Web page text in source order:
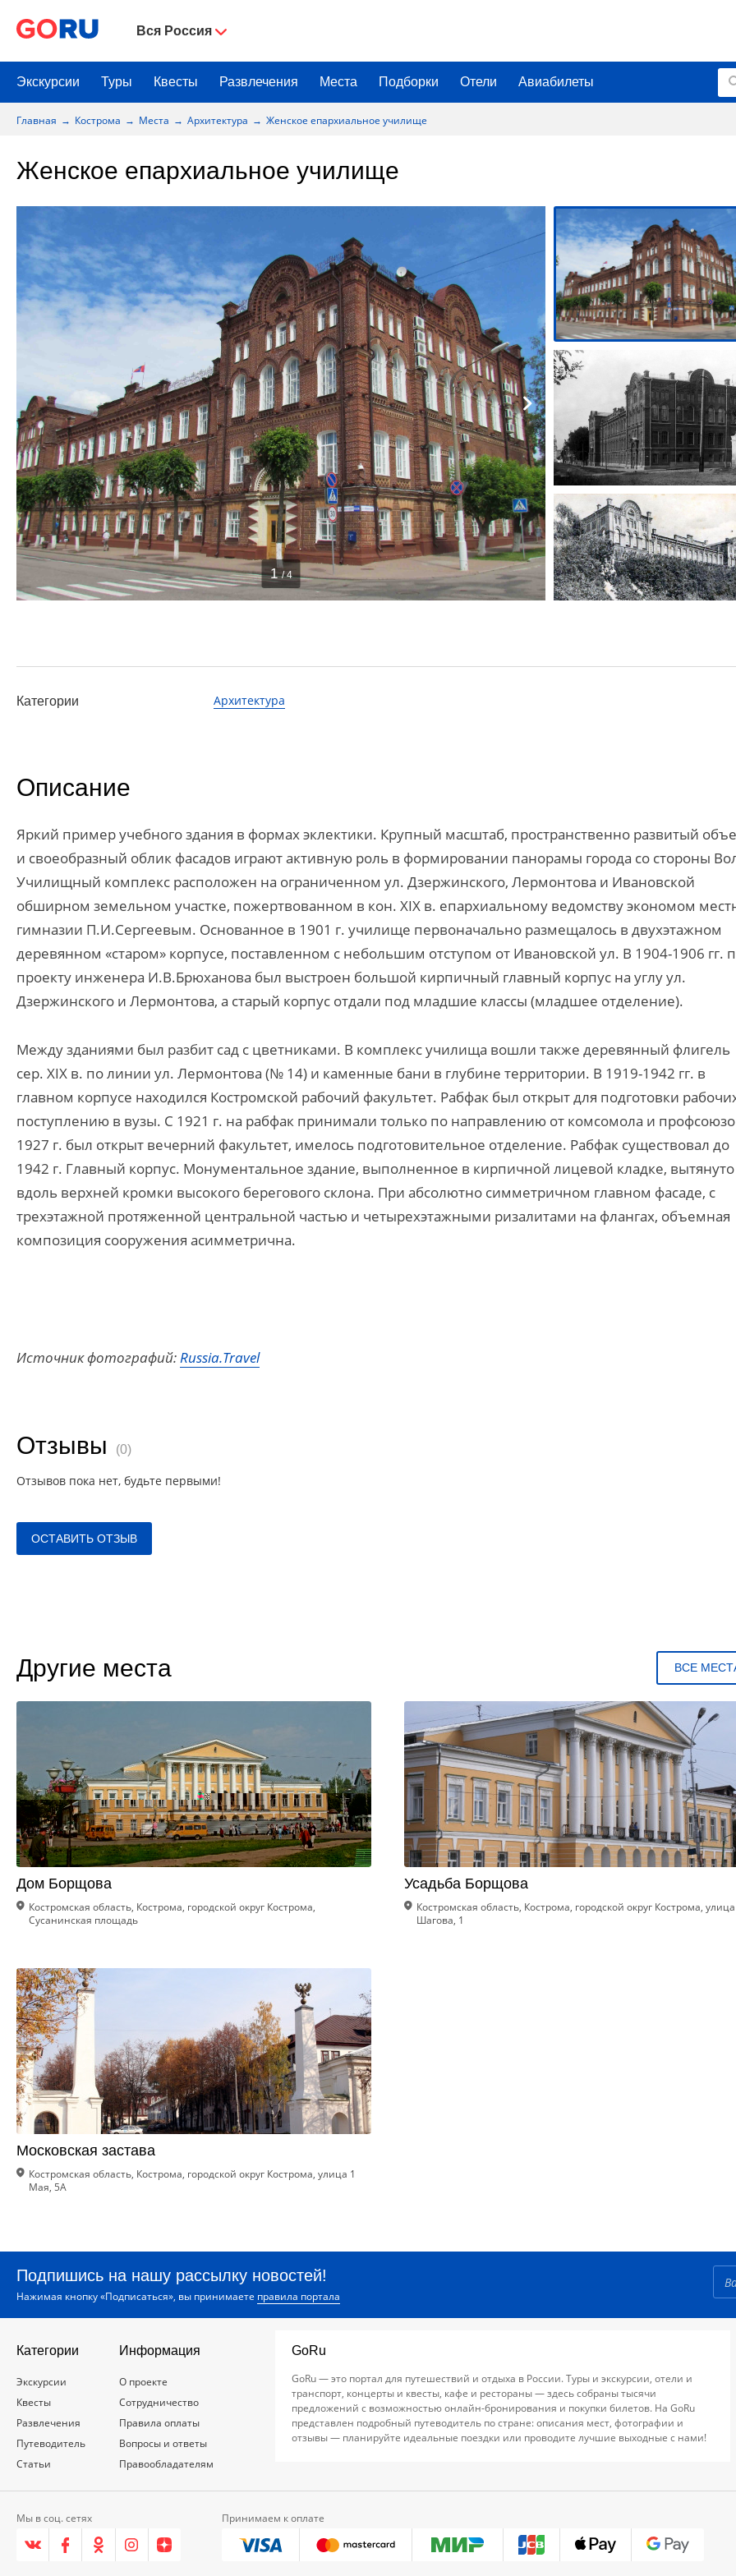
Вся Россия
Экскурсии Туры Квесты Развлечения Места Подборки Отели Авиабилеты
Главная Кострома Места Архитектура Женское епархиальное училище
Женское епархиальное училище
1 / 4
Категории Архитектура
Описание
Яркий пример учебного здания в формах эклектики. Крупный масштаб, пространственно развитый
и своеобразный облик фасадов играют активную роль в формировании панорамы города со стороны
Училищный комплекс расположен на ограниченном ул. Дзержинского, Лермонтова и Ивановской
обширном земельном участке, пожертвованном в кон. XIX в. епархиальному ведомству экономом
гимназии П.И.Сергеевым. Основанное в 1901 г. училище первоначально размещалось в двухэтажном
деревянном «старом» корпусе, поставленном с небольшим отступом от Ивановской ул. В 1904-1906 гг.
проекту инженера И.В.Брюханова был выстроен большой кирпичный главный корпус на углу ул.
Дзержинского и Лермонтова, а старый корпус отдали под младшие классы (младшее отделение).
Между зданиями был разбит сад с цветниками. В комплекс училища вошли также деревянный флигель
сер. XIX в. по линии ул. Лермонтова (№ 14) и каменные бани в глубине территории. В 1919-1942 гг. в
главном корпусе находился Костромской рабочий факультет. Рабфак был открыт для подготовки
поступлению в вузы. С 1921 г. на рабфак принимали только по направлению от комсомола и
1927 г. был открыт вечерний факультет, имелось подготовительное отделение. Рабфак существовал до
1942 г. Главный корпус. Монументальное здание, выполненное в кирпичной лицевой кладке, вытянуто
вдоль верхней кромки высокого берегового склона. При абсолютно симметричном главном фасаде, с
трехэтажной протяженной центральной частью и четырехэтажными ризалитами на флангах, объемная
композиция сооружения асимметрична.
Источник фотографий:Russia.Travel
Отзывы (0)
Отзывов пока нет, будьте первыми!
ОСТАВИТЬ ОТЗЫВ
Другие места ВСЕ
Дом Борщова
Костромская область, Кострома, городской округ Кострома,
Сусанинская площадь
Усадьба Борщова
Костромская область, Кострома, городской округ Кострома, улица
Шагова, 1
Московская застава
Костромская область, Кострома, городской округ Кострома, улица 1
Мая, 5А
Подпишись на нашу рассылку новостей!
Нажимая кнопку «Подписаться», вы принимаете правила портала
Категории
Экскурсии
Квесты
Развлечения
Путеводитель
Статьи
Информация
О проекте
Сотрудничество
Правила оплаты
Вопросы и ответы
Правообладателям
GoRu
GoRu — это портал для путешествий и отдыха в России. Туры и экскурсии, отели и
транспорт, концерты и квесты, кафе и рестораны — здесь собраны тысячи
предложений с возможностью онлайн-бронирования и покупки билетов. На GoRu
представлен подробный путеводитель по стране: описания мест, фотографии и
отзывы — планируйте идеальные поездки или проводите лучшие выходные с нами!
Мы в соц. сетях Принимаем к оплате